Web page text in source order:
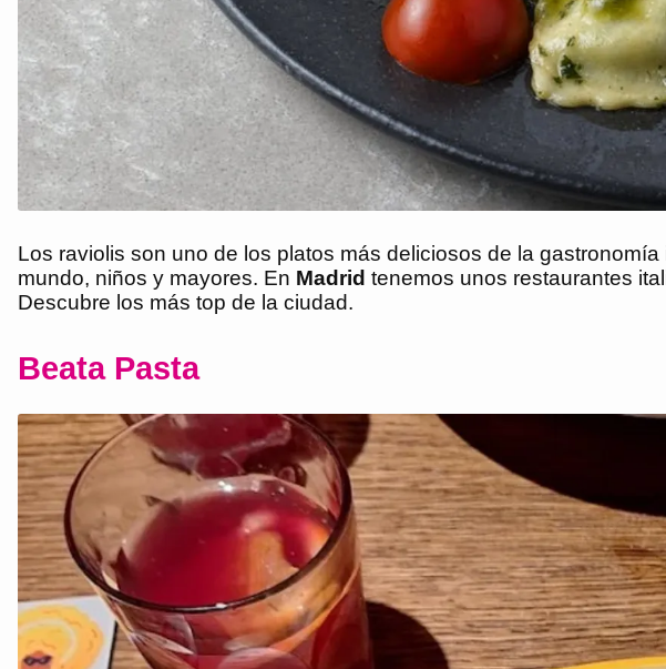
Los raviolis son uno de los platos más deliciosos de la
mundo, niños y mayores. En Madrid tenemos unos restaurantes
Descubre los más top de la ciudad.
Beata Pasta